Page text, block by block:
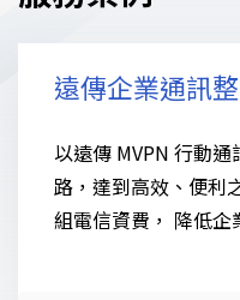
遠傳企業通訊
以遠傳 MVPN 行動
路，達到高效、便利
組電信資費， 降低企